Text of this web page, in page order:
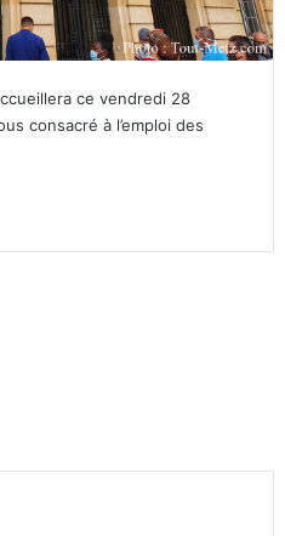
ce vendredi 28
consacré à l’emploi des